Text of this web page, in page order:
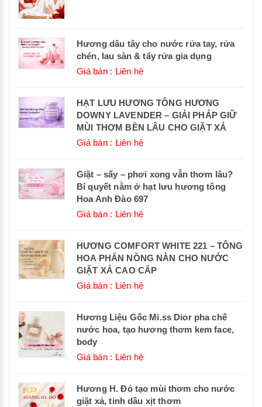
Hương dâu tây cho nước rửa tay, rửa
chén, lau sàn & tẩy rửa gia dụng
Giá bán : Liên hệ
HẠT LƯU HƯƠNG TÔNG HƯƠNG
DOWNY LAVENDER – GIẢI PHÁP GIỮ
MÙI THƠM BỀN LÂU CHO GIẶT XẢ
Giá bán : Liên hệ
Giặt – sấy – phơi xong vẫn thơm lâu?
Bí quyết nằm ở hạt lưu hương tông
Hoa Anh Đào 697
Giá bán : Liên hệ
HƯƠNG COMFORT WHITE 221 – TÔNG
HOA PHẤN NỒNG NÀN CHO NƯỚC
GIẶT XẢ CAO CẤP
Giá bán : Liên hệ
Hương Liệu Gốc Mi.ss Dior pha chế
nước hoa, tạo hương thơm kem face,
body
Giá bán : Liên hệ
Hương H. Đỏ tạo mùi thơm cho nước
giặt xả, tinh dầu xịt thơm